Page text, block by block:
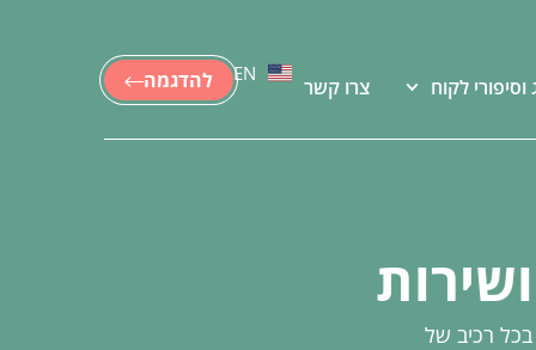
להדגמה EN
וסיפורי לקוח צרו קשר
רכיב של